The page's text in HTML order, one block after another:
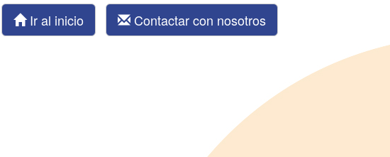
Ir al inicio Contactar con nosotros